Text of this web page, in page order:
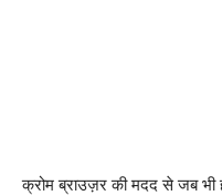
क्रोम ब्राउज़र की मदद से जब